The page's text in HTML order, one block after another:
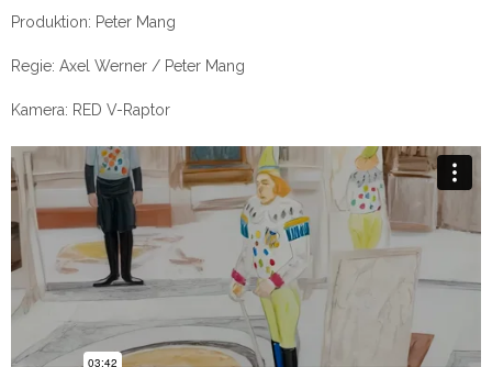
Produktion: Peter Mang
Regie: Axel Werner / Peter Mang
Kamera: RED V-Raptor